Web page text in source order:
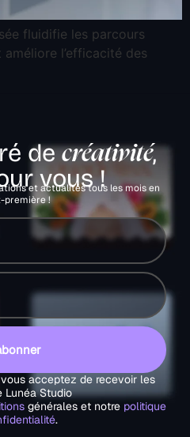
fluidifie les parcours
l’efficacité des
decréativité,
vous !
et actualités tous les mois en
première !
acceptez de recevoir les
Lunéa Studio
générales et notre politique
.